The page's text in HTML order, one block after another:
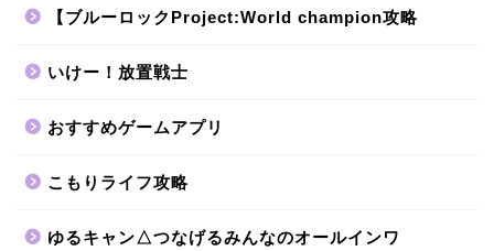
【ブルーロックProject:World champion攻略
いけー！放置戦士
おすすめゲームアプリ
こもりライフ攻略
ゆるキャン△つなげるみんなのオールインワ